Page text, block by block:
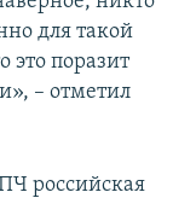
для такой
поразит
– отметил
российская